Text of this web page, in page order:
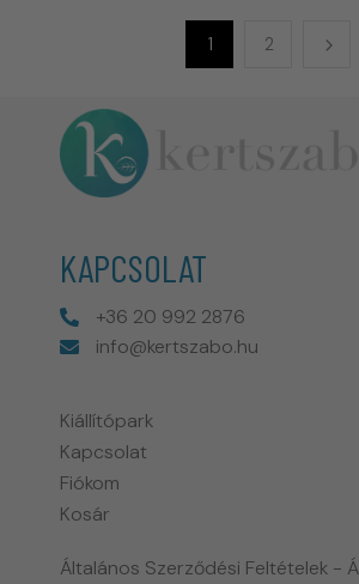
1 2
KAPCSOLAT
+36 20 992 2876
info@kertszabo.hu
Kiállítópark
Kapcsolat
Fiókom
Kosár
Általános Szerződési Feltételek -